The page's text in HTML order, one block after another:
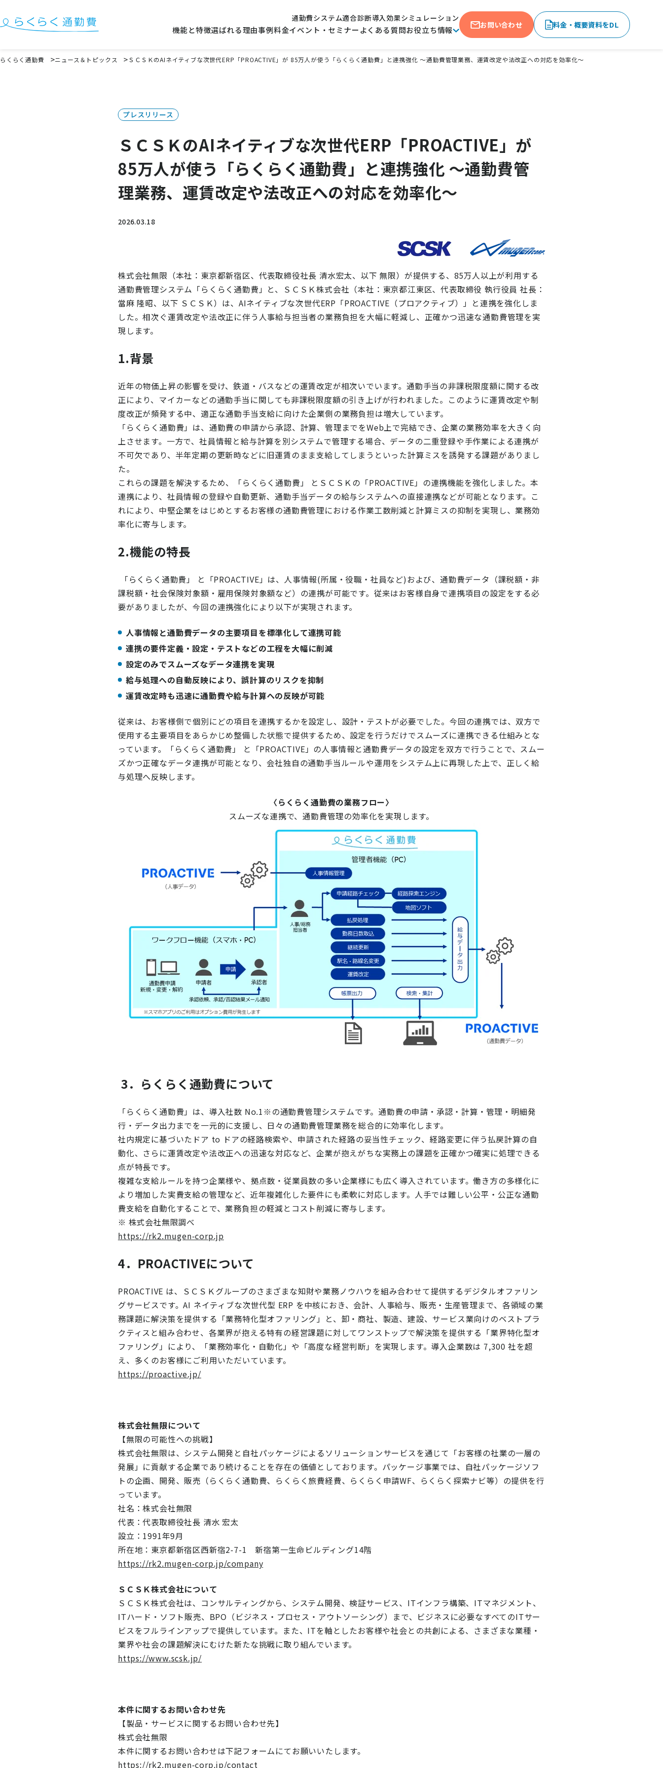
通勤費システム適合診断導入効果シミュレーション
機能と特徴選ばれる理由事例料金イベント・セミナー よくある質問お役立ち情報 お問い合わせ 料金・概要資料をDL
機能と特徴
導入効果シミュレーション
料金・概要資料をDL
らくらく通勤費 ニュース＆トピックス ＳＣＳＫのAIネイティブな次世代ERP「PROACTIVE」が 85万人が使う「らくらく通勤費」と連携強化 ～通勤費管理業務、運賃改定や法改正への対応を効率化～
プレスリリース
ＳＣＳＫのAIネイティブな次世代ERP「PROACTIVE」が
85万人が使う「らくらく通勤費」と連携強化 ～通勤費管
理業務、運賃改定や法改正への対応を効率化～
2026.03.18
株式会社無限（本社：東京都新宿区、代表取締役社長 清水宏太、以下 無限）が提供する、85万人以上が利用する
通勤費管理システム「らくらく通勤費」と、 ＳＣＳＫ株式会社（本社：東京都江東区、代表取締役 執行役員 社長：
當麻 隆昭、以下 ＳＣＳＫ）は、AIネイティブな次世代ERP「PROACTIVE（プロアクティブ）」と連携を強化しま
した。相次ぐ運賃改定や法改正に伴う人事給与担当者の業務負担を大幅に軽減し、正確かつ迅速な通勤費管理を実
現します。
1.背景
近年の物価上昇の影響を受け、鉄道・バスなどの運賃改定が相次いでいます。通勤手当の非課税限度額に関する改
正により、マイカーなどの通勤手当に関しても非課税限度額の引き上げが行われました。このように運賃改定や制
度改正が頻発する中、適正な通勤手当支給に向けた企業側の業務負担は増大しています。
「らくらく通勤費」は、通勤費の申請から承認、計算、管理までをWeb上で完結でき、企業の業務効率を大きく向
上させます。一方で、社員情報と給与計算を別システムで管理する場合、データの二重登録や手作業による連携が
不可欠であり、半年定期の更新時などに旧運賃のまま支給してしまうといった計算ミスを誘発する課題がありまし
た。
これらの課題を解決するため、「らくらく通勤費」
とＳＣＳＫの「PROACTIVE」の連携機能を強化しました。本
連携により、社員情報の登録や自動更新、通勤手当データの給与システムへの直接連携などが可能となります。こ
れにより、中堅企業をはじめとするお客様の通勤費管理における作業工数削減と計算ミスの抑制を実現し、業務効
率化に寄与します。
2.機能の特長
「らくらく通勤費」
と「PROACTIVE」は、人事情報(所属・役職・社員など)および、通勤費データ（課税額・非
課税額・社会保険対象額・雇用保険対象額など）の連携が可能です。従来はお客様自身で連携項目の設定をする必
要がありましたが、今回の連携強化により以下が実現されます。
人事情報と通勤費データの主要項目を標準化して連携可能
連携の要件定義・設定・テストなどの工程を大幅に削減
設定のみでスムーズなデータ連携を実現
給与処理への自動反映により、誤計算のリスクを抑制
運賃改定時も迅速に通勤費や給与計算への反映が可能
従来は、お客様側で個別にどの項目を連携するかを設定し、設計・テストが必要でした。今回の連携では、双方で
使用する主要項目をあらかじめ整備した状態で提供するため、設定を行うだけでスムーズに連携できる仕組みとな
っています。
「らくらく通勤費」
と「PROACTIVE」の人事情報と通勤費データの設定を双方で行うことで、スムー
ズかつ正確なデータ連携が可能となり、会社独自の通勤手当ルールや運用をシステム上に再現した上で、正しく給
与処理へ反映します。
〈らくらく通勤費の業務フロー〉
スムーズな連携で、通勤費管理の効率化を実現します。
3．らくらく通勤費について
「らくらく通勤費」は、導入社数 No.1※の通勤費管理システムです。通勤費の申請・承認・計算・管理・明細発
行・データ出力までを一元的に支援し、日々の通勤費管理業務を総合的に効率化します。
社内規定に基づいたドア to ドアの経路検索や、申請された経路の妥当性チェック、経路変更に伴う払戻計算の自
動化、さらに運賃改定や法改正への迅速な対応など、企業が抱えがちな実務上の課題を正確かつ確実に処理できる
点が特長です。
複雑な支給ルールを持つ企業様や、拠点数・従業員数の多い企業様にも広く導入されています。働き方の多様化に
より増加した実費支給の管理など、近年複雑化した要件にも柔軟に対応します。人手では難しい公平・公正な通勤
費支給を自動化することで、業務負担の軽減とコスト削減に寄与します。
※ 株式会社無限調べ
https://rk2.mugen-corp.jp
4．PROACTIVEについて
PROACTIVE は、ＳＣＳＫグループのさまざまな知財や業務ノウハウを組み合わせて提供するデジタルオファリン
グサービスです。AI ネイティブな次世代型 ERP を中核におき、会計、人事給与、販売・生産管理まで、各領域の業
務課題に解決策を提供する「業務特化型オファリング」と、卸・商社、製造、建設、サービス業向けのベストプラ
クティスと組み合わせ、各業界が抱える特有の経営課題に対してワンストップで解決策を提供する「業界特化型オ
ファリング」により、「業務効率化・自動化」や「高度な経営判断」を実現します。導入企業数は 7,300 社を超
え、多くのお客様にご利用いただいています。
https://proactive.jp/
株式会社無限について
【無限の可能性への挑戦】
株式会社無限は、システム開発と自社パッケージによるソリューションサービスを通じて「お客様の社業の一層の
発展」に貢献する企業であり続けることを存在の価値としております。パッケージ事業では、自社パッケージソフ
トの企画、開発、販売（らくらく通勤費、らくらく旅費経費、らくらく申請WF、らくらく探索ナビ等）の提供を行
っています。
社名：株式会社無限
代表：代表取締役社長 清水 宏太
設立：1991年9月
所在地：東京都新宿区西新宿2-7-1 新宿第一生命ビルディング14階
https://rk2.mugen-corp.jp/company
ＳＣＳＫ株式会社について
ＳＣＳＫ株式会社は、コンサルティングから、システム開発、検証サービス、ITインフラ構築、ITマネジメント、
ITハード・ソフト販売、BPO（ビジネス・プロセス・アウトソーシング）まで、ビジネスに必要なすべてのITサー
ビスをフルラインアップで提供しています。また、ITを軸としたお客様や社会との共創による、さまざまな業種・
業界や社会の課題解決にむけた新たな挑戦に取り組んでいます。
https://www.scsk.jp/
本件に関するお問い合わせ先
【製品・サービスに関するお問い合わせ先】
株式会社無限
本件に関するお問い合わせは下記フォームにてお願いいたします。
https://rk2.mugen-corp.jp/contact